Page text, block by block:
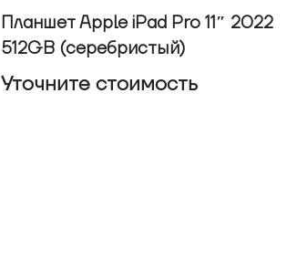
Планшет Apple iPad Pro 11″ 2022
512GB (серебристый)
Уточнитe стоимость